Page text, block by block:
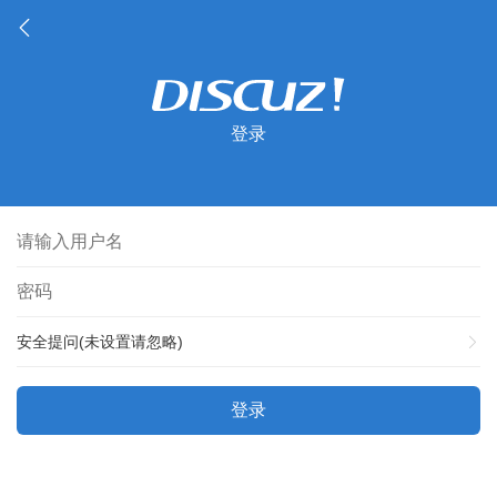
登录
安全提问(未设置请忽略)
登录